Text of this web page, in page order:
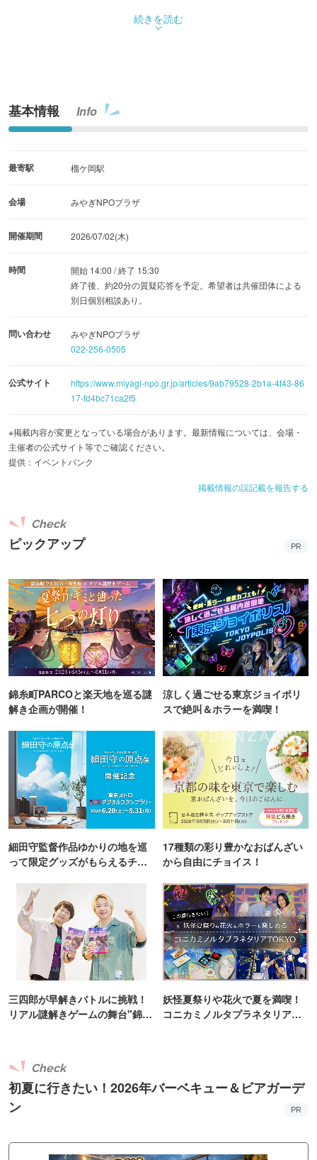
続きを読む
基本情報 Info
最寄駅 榴ケ岡駅
会場 みやぎNPOプラザ
開催期間 2026/07/02(木)
時間
開始 14:00 / 終了 15:30
終了後、約20分の質疑応答を予定。希望者は共催団体による
別日個別相談あり。
問い合わせ
みやぎNPOプラザ
022-256-0505
公式サイト
https://www.miyagi-npo.gr.jp/articles/9ab79528-2b1a-4f43-86
17-fd4bc71ca2f5
※掲載内容が変更となっている場合があります。最新情報については、会場・
主催者の公式サイト等でご確認ください。
提供：イベントバンク
掲載情報の誤記載を報告する
ピックアップ
Check
PR
錦糸町PARCOと楽天地を巡る謎
解き企画が開催！
涼しく過ごせる東京ジョイポリ
スで絶叫＆ホラーを満喫！
細田守監督作品ゆかりの地を巡
って限定グッズがもらえるチャ
17種類の彩り豊かなおばんざい
から自由にチョイス！
三四郎が早解きバトルに挑戦！
リアル謎解きゲームの舞台"錦糸
妖怪夏祭りや花火で夏を満喫！
コニカミノルタプラネタリア
初夏に行きたい！2026年バーベキュー＆ビアガーデ
ン
Check
PR